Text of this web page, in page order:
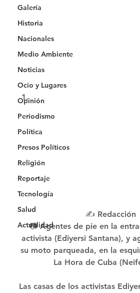
Galería
Historia
Nacionales
Medio Ambiente
Noticias
Ocio y Lugares
Opinión
Periodismo
Política
Presos Políticos
Religión
Reportaje
Tecnología
Salud
Actualidad
✍️ Redacción
📷 Agentes de pie en la
activista (Ediyersi Santana), y
su moto parqueada, en la
La Hora de Cuba
Las casas de los activistas